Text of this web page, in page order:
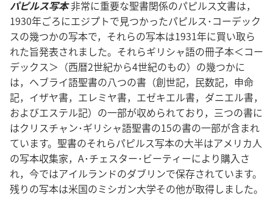
パピルス写本非常に重要な聖書関係のパピルス文書は，
1930年ごろにエジプトで見つかったパピルス･コーデック
スの幾つかの写本で，それらの写本は1931年に買い取ら
れた旨発表されました。それらギリシャ語の冊子本＜コー
デックス＞（西暦2世紀から4世紀のもの）の幾つかに
は，ヘブライ語聖書の八つの書（創世記，民数記，申命
記，イザヤ書，エレミヤ書，エゼキエル書，ダニエル書，
およびエステル記）の一部が収められており，三つの書に
はクリスチャン･ギリシャ語聖書の15の書の一部が含まれ
ています。聖書のそれらパピルス写本の大半はアメリカ人
の写本収集家，A･チェスター･ビーティーにより購入さ
れ，今ではアイルランドのダブリンで保存されています。
残りの写本は米国のミシガン大学その他が取得しました。